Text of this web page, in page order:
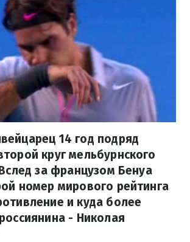
14 год подряд
круг мельбурнского
за французом Бенуа
номер мирового рейтинга
и куда более
- Николая